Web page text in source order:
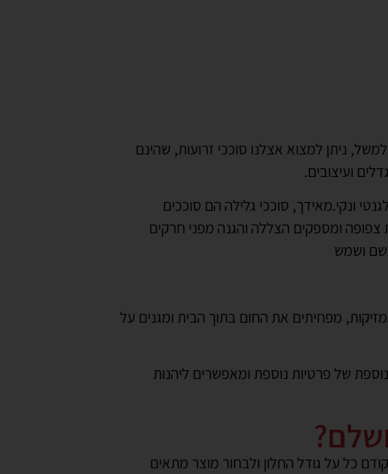
ניתן למצוא אצלנו סוככי זרועות, שהינם
ועיצובים.
ונקי.מאידך, סוככי גלילה הם סוככים
צפופה ומספקים הצללה והגנה מפני חרקים
מפחיתים את החום בתוך הבית ומגנים על
של פרטיות נוספת ומאפשרים ליהנות
כל על גודל החלון ולבחור מוצר מתאים